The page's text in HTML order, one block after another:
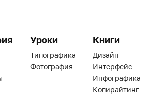
Уроки
Типографика
Фотография
Книги
Дизайн
Интерфейс
Инфографика
Копирайтинг